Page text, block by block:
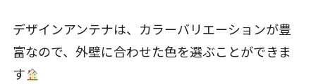
デザインアンテナは、カラーバリエーションが豊
富なので、外壁に合わせた色を選ぶことができま
す